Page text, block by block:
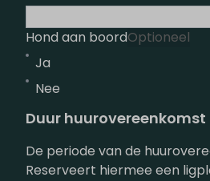
Hond aan boordOptioneel
Ja
Nee
Duur huurovereenkomst
De periode van de
Reserveert hiermee een